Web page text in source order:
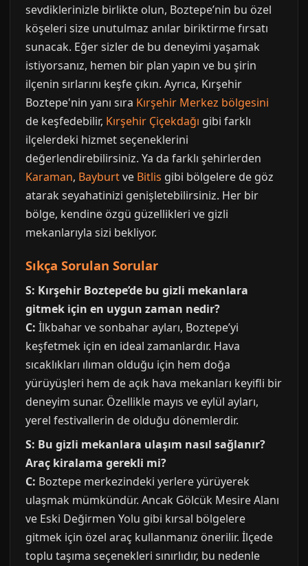
sevdiklerinizle birlikte olun, Boztepe’nin bu özel
köşeleri size unutulmaz anılar biriktirme fırsatı
sunacak. Eğer sizler de bu deneyimi yaşamak
istiyorsanız, hemen bir plan yapın ve bu şirin
ilçenin sırlarını keşfe çıkın. Ayrıca, Kırşehir
Boztepe'nin yanı sıra Kırşehir Merkez bölgesini
de keşfedebilir, Kırşehir Çiçekdağı gibi farklı
ilçelerdeki hizmet seçeneklerini
değerlendirebilirsiniz. Ya da farklı şehirlerden
Karaman, Bayburtve Bitlis gibi bölgelere de göz
atarak seyahatinizi genişletebilirsiniz. Her bir
bölge, kendine özgü güzellikleri ve gizli
mekanlarıyla sizi bekliyor.
Sıkça Sorulan Sorular
S: Kırşehir Boztepe’de bu gizli mekanlara
gitmek için en uygun zaman nedir?
C: İlkbahar ve sonbahar ayları, Boztepe’yi
keşfetmek için en ideal zamanlardır. Hava
sıcaklıkları ılıman olduğu için hem doğa
yürüyüşleri hem de açık hava mekanları keyifli bir
deneyim sunar. Özellikle mayıs ve eylül ayları,
yerel festivallerin de olduğu dönemlerdir.
S: Bu gizli mekanlara ulaşım nasıl sağlanır?
Araç kiralama gerekli mi?
C: Boztepe merkezindeki yerlere yürüyerek
ulaşmak mümkündür. Ancak Gölcük Mesire Alanı
ve Eski Değirmen Yolu gibi kırsal bölgelere
gitmek için özel araç kullanmanız önerilir. İlçede
toplu taşıma seçenekleri sınırlıdır, bu nedenle